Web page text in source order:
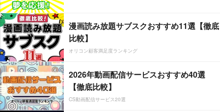
漫画読み放題サブスクおすすめ11選【徹底
比較】
オリコン顧客満足度ランキング
2026年動画配信サービスおすすめ40選
【徹底比較】
CS動画配信サービス20選